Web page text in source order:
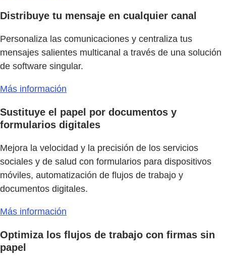
Distribuye tu mensaje en cualquier canal
Personaliza las comunicaciones y centraliza tus
mensajes salientes multicanal a través de una solución
de software singular.
Más información
Sustituye el papel por documentos y
formularios digitales
Mejora la velocidad y la precisión de los servicios
sociales y de salud con formularios para dispositivos
móviles, automatización de flujos de trabajo y
documentos digitales.
Más información
Optimiza los flujos de trabajo con firmas sin
papel